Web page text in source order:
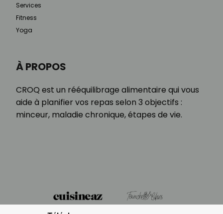
À PROPOS
CROQ est un rééquilibrage alimentaire qui vous
aide à planifier vos repas selon 3 objectifs :
minceur, maladie chronique, étapes de vie.
Services
Fitness
Yoga